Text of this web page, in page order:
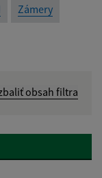
Zámery
obsah filtra